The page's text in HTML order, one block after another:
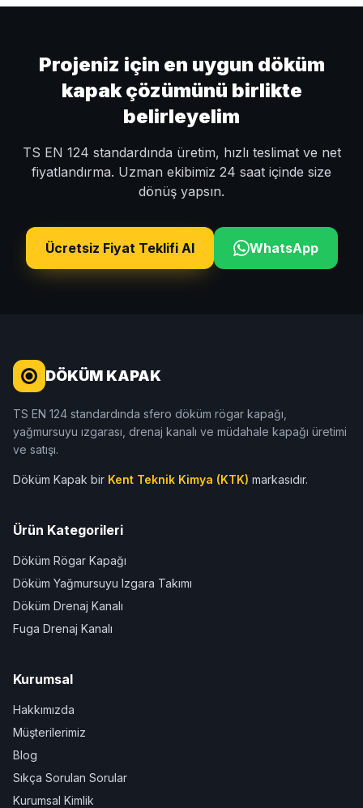
Projeniz için en uygun döküm
kapak çözümünü birlikte
belirleyelim
TS EN 124 standardında üretim, hızlı teslimat ve net
fiyatlandırma. Uzman ekibimiz 24 saat içinde size
dönüş yapsın.
Ücretsiz Fiyat Teklifi Al WhatsApp
DÖKÜM KAPAK
TS EN 124 standardında sfero döküm rögar kapağı,
yağmursuyu ızgarası, drenaj kanalı ve müdahale kapağı üretimi
ve satışı.
Döküm Kapak bir Kent Teknik Kimya (KTK) markasıdır.
Ürün Kategorileri
Döküm Rögar Kapağı
Döküm Yağmursuyu Izgara Takımı
Döküm Drenaj Kanalı
Fuga Drenaj Kanalı
Kurumsal
Hakkımızda
Müşterilerimiz
Blog
Sıkça Sorulan Sorular
Kurumsal Kimlik